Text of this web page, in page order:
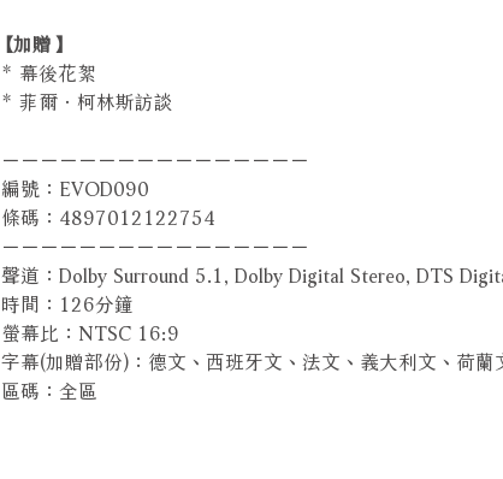
【加贈】
* 幕後花絮
* 菲爾．柯林斯訪談
－－－－－－－－－－－－－－－－
編號：EVOD090
條碼：4897012122754
－－－－－－－－－－－－－－－－
聲道：Dolby Surround 5.1, Dolby Digital Stereo, DTS
時間：126分鐘
螢幕比：NTSC 16:9
字幕(加贈部份)：德文、西班牙文、法文、義大利文、荷蘭
區碼：全區